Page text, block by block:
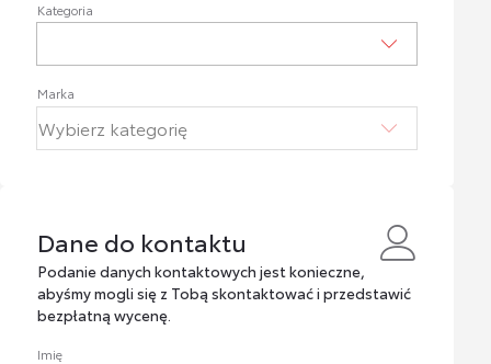
Kategoria
Marka
Dane do kontaktu
Dane do kontaktu
Podanie danych kontaktowych jest konieczne,
abyśmy mogli się z Tobą skontaktować i przedstawić
bezpłatną wycenę.
Imię